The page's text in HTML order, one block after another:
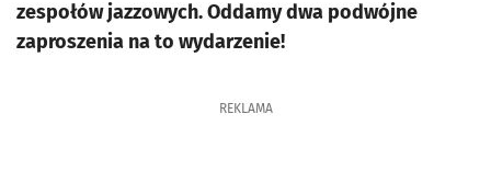
zespołów jazzowych. Oddamy dwa podwójne
zaproszenia na to wydarzenie!
REKLAMA